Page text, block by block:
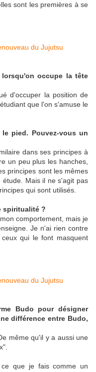
sont les premières à se
lorsqu'on occupe la tête
d'occuper la position de
que l'on s'amuse le
pied. Pouvez-vous un
dans ses principes à
un peu plus les hanches,
principes sont les mêmes
Mais il ne s'agit pas
qui sont utilisés.
spiritualité ?
comportement, mais je
Je n'ai rien contre
qui le font masquent
Budo pour désigner
différence entre Budo,
même qu'il y a aussi une
que je fais comme un